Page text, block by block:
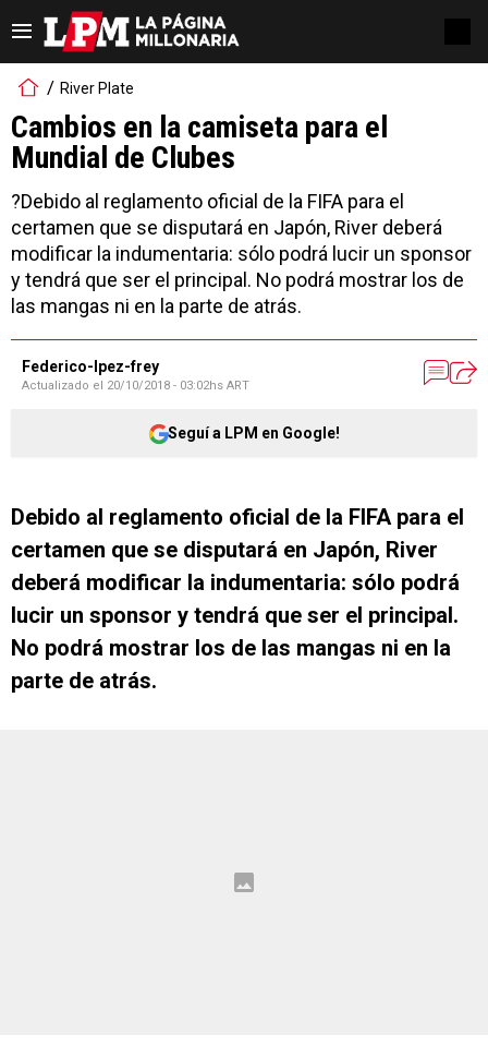
River Plate
Cambios en la camiseta para el
Mundial de Clubes
?Debido al reglamento oficial de la FIFA para el
certamen que se disputará en Japón, River deberá
modificar la indumentaria: sólo podrá lucir un sponsor
y tendrá que ser el principal. No podrá mostrar los de
las mangas ni en la parte de atrás.
Federico-lpez-frey
Actualizado el 20/10/2018 - 03:02hs ART
Seguí a LPM en Google!
Debido al reglamento oficial de la FIFA para el
certamen que se disputará en Japón, River
deberá modificar la indumentaria: sólo podrá
lucir un sponsor y tendrá que ser el principal.
No podrá mostrar los de las mangas ni en la
parte de atrás.